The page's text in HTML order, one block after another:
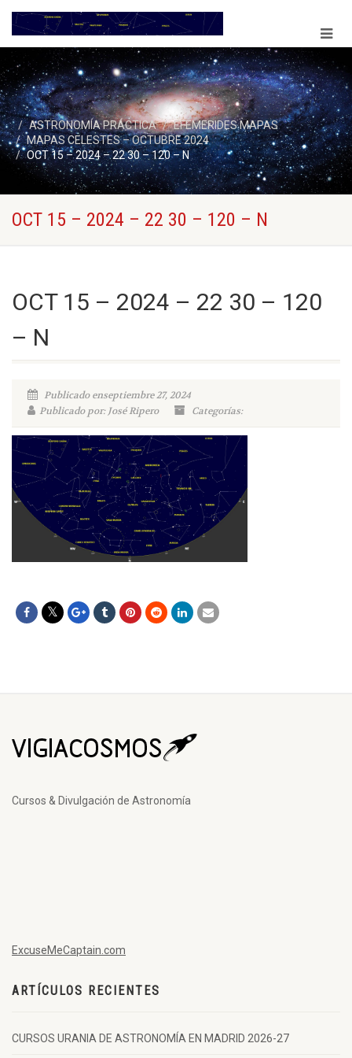
ASTRONOMÍA PRÁCTICA
EFEMERIDES MAPAS
MAPAS CELESTES – OCTUBRE 2024
OCT 15 – 2024 – 22 30 – 120 – N
OCT 15 – 2024 – 22 30 – 120 – N
OCT 15 – 2024 – 22 30 – 120
– N
Publicado enseptiembre 27, 2024
Publicado por: José Ripero
Categorías:
Cursos & Divulgación de Astronomía
ExcuseMeCaptain.com
ARTÍCULOS RECIENTES
CURSOS URANIA DE ASTRONOMÍA EN MADRID 2026-27